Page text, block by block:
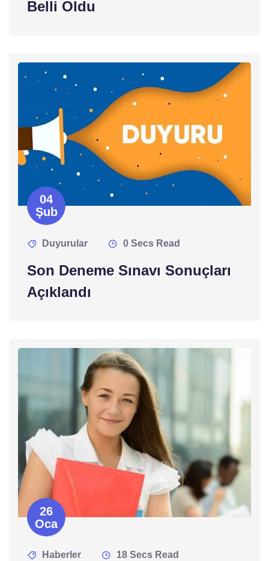
Belli Oldu
04
Şub
Duyurular 0 Secs Read
Son Deneme Sınavı Sonuçları
Açıklandı
26
Oca
Haberler 18 Secs Read